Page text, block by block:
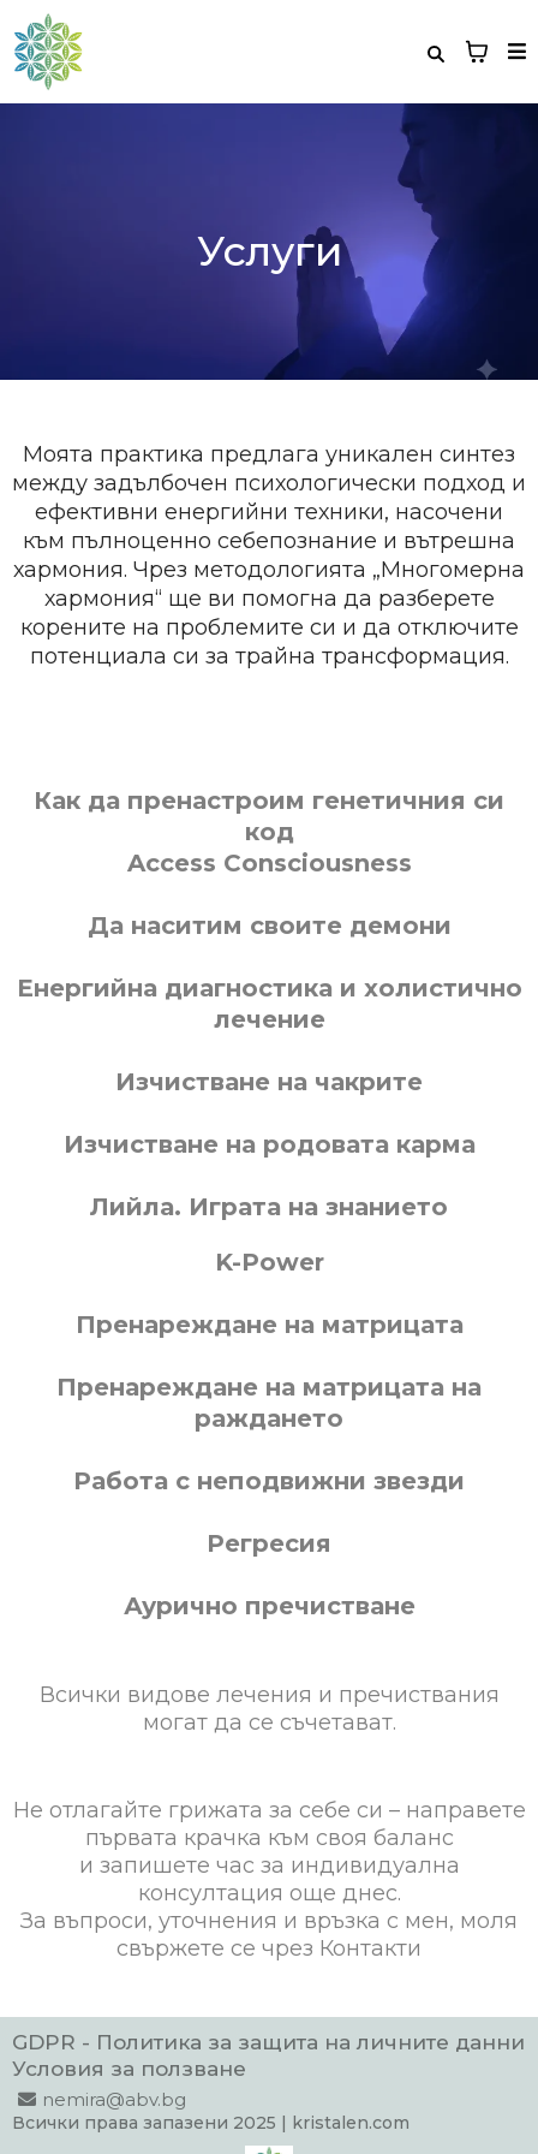
Услуги
Моята практика предлага уникален синтез
между задълбочен психологически подход и
ефективни енергийни техники, насочени
към пълноценно себепознание и вътрешна
хармония. Чрез методологията „Многомерна
хармония“ ще ви помогна да разберете
корените на проблемите си и да отключите
потенциала си за трайна трансформация.
Как да пренастроим генетичния си
код
Access Consciousness
Да наситим своите демони
Енергийна диагностика и холистично
лечение
Изчистване на чакрите
Изчистване на родовата карма
Лийла. Играта на знанието
K-Power
Пренареждане на матрицата
Пренареждане на матрицата на
раждането
Работа с неподвижни звезди
Регресия
Аурично пречистване
Всички видове лечения и пречиствания
могат да се съчетават.
Не отлагайте грижата за себе си – направете
първата крачка към своя баланс
и запишете час за индивидуална
консултация още днес.
За въпроси, уточнения и връзка с мен, моля
свържете се чрез Контакти
GDPR - Политика за защита на личните данни
Условия за ползване
nemira@abv.bg
Всички права запазени 2025 | kristalen.com